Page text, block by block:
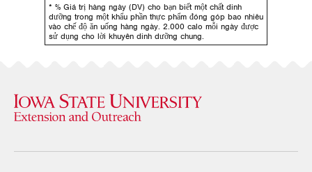
* % Giá trị hàng ngày (DV) cho bạn biết một chất dinh
dưỡng trong một khẩu phần thực phẩm đóng góp bao nhiêu
vào chế độ ăn uống hàng ngày. 2.000 calo mỗi ngày được
sử dụng cho lời khuyên dinh dưỡng chung.